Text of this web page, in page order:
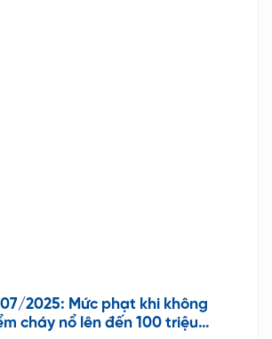
2025: Mức phạt khi không
cháy nổ lên đến 100 triệu